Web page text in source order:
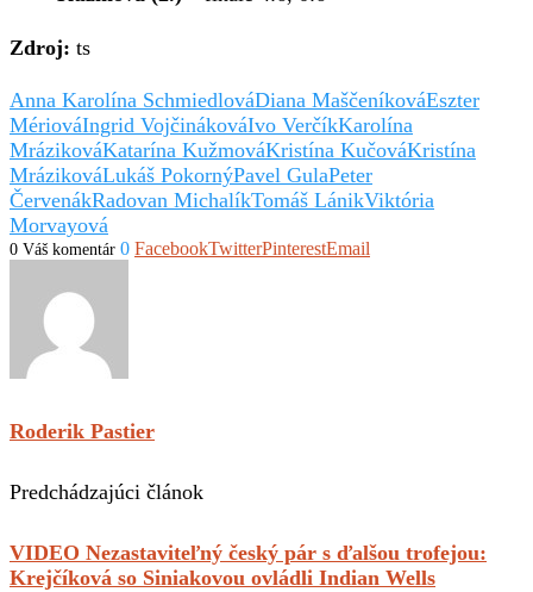
Zdroj: ts
Anna Karolína SchmiedlováDiana MaščeníkováEszter
MériováIngrid VojčinákováIvo VerčíkKarolína
MrázikováKatarína KužmováKristína KučováKristína
MrázikováLukáš PokornýPavel GulaPeter
ČervenákRadovan MichalíkTomáš LánikViktória
Morvayová
0 Váš komentár 0 FacebookTwitterPinterestEmail
Roderik Pastier
Predchádzajúci článok
VIDEO Nezastaviteľný český pár s ďalšou trofejou:
Krejčíková so Siniakovou ovládli Indian Wells